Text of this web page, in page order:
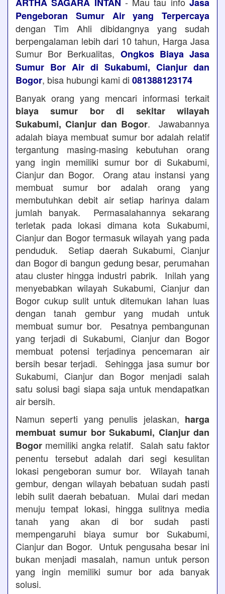
Pengeboran Sumur Air yang Terpercaya
dengan Tim Ahli dibidangnya yang sudah
berpengalaman lebih dari 10 tahun, Harga Jasa
Sumur Bor Berkualitas, Ongkos Biaya Jasa
Sumur Bor Air di Sukabumi, Cianjur dan
Bogor, bisa hubungi kami di 081388123174
Banyak orang yang mencari informasi terkait
biaya sumur bor di sekitar wilayah
Sukabumi, Cianjur dan Bogor. Jawabannya
adalah biaya membuat sumur bor adalah relatif
tergantung masing-masing kebutuhan orang
yang ingin memiliki sumur bor di Sukabumi,
Cianjur dan Bogor. Orang atau instansi yang
membuat sumur bor adalah orang yang
membutuhkan debit air setiap harinya dalam
jumlah banyak. Permasalahannya sekarang
terletak pada lokasi dimana kota Sukabumi,
Cianjur dan Bogor termasuk wilayah yang pada
penduduk. Setiap daerah Sukabumi, Cianjur
dan Bogor di bangun gedung besar, perumahan
atau cluster hingga industri pabrik. Inilah yang
menyebabkan wilayah Sukabumi, Cianjur dan
Bogor cukup sulit untuk ditemukan lahan luas
dengan tanah gembur yang mudah untuk
membuat sumur bor. Pesatnya pembangunan
yang terjadi di Sukabumi, Cianjur dan Bogor
membuat potensi terjadinya pencemaran air
bersih besar terjadi. Sehingga jasa sumur bor
Sukabumi, Cianjur dan Bogor menjadi salah
satu solusi bagi siapa saja untuk mendapatkan
air bersih.
Namun seperti yang penulis jelaskan, harga
membuat sumur bor Sukabumi, Cianjur dan
Bogor memiliki angka relatif. Salah satu faktor
penentu tersebut adalah dari segi kesulitan
lokasi pengeboran sumur bor. Wilayah tanah
gembur, dengan wilayah bebatuan sudah pasti
lebih sulit daerah bebatuan. Mulai dari medan
menuju tempat lokasi, hingga sulitnya media
tanah yang akan di bor sudah pasti
mempengaruhi biaya sumur bor Sukabumi,
Cianjur dan Bogor. Untuk pengusaha besar ini
bukan menjadi masalah, namun untuk person
yang ingin memiliki sumur bor ada banyak
solusi.